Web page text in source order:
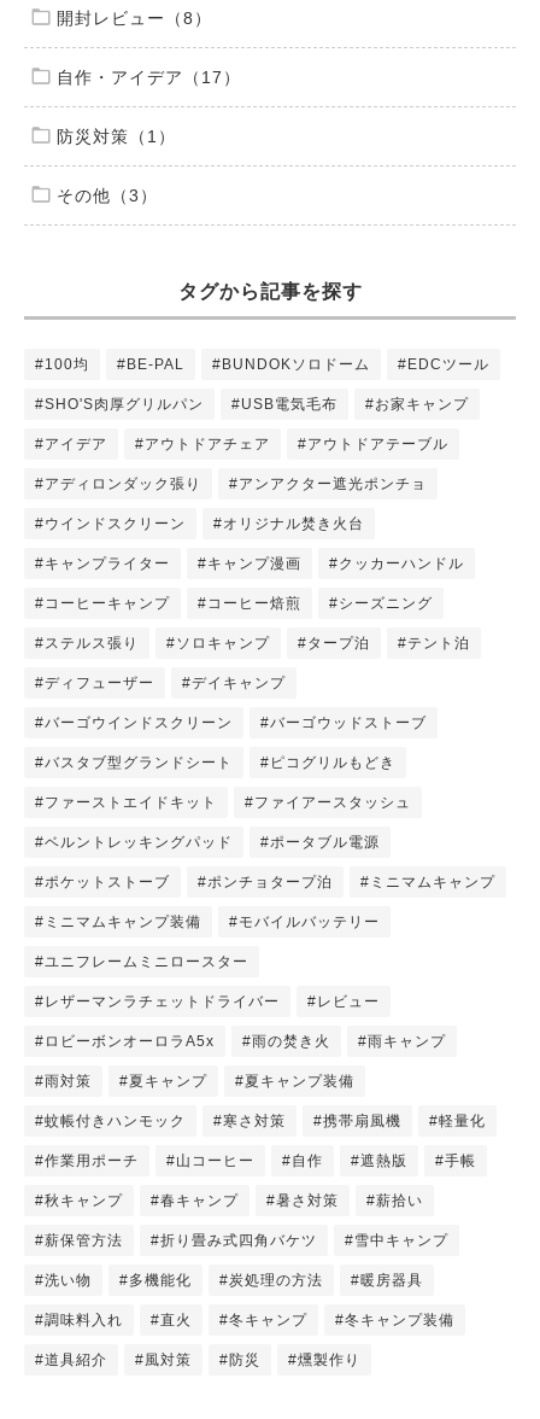
開封レビュー（8）
自作・アイデア（17）
防災対策（1）
その他（3）
タグから記事を探す
#100均 #BE-PAL #BUNDOKソロドーム #EDCツール
#SHO'S肉厚グリルパン #USB電気毛布 #お家キャンプ
#アイデア #アウトドアチェア #アウトドアテーブル
#アディロンダック張り #アンアクター遮光ポンチョ
#ウインドスクリーン #オリジナル焚き火台
#キャンプライター #キャンプ漫画 #クッカーハンドル
#コーヒーキャンプ #コーヒー焙煎 #シーズニング
#ステルス張り #ソロキャンプ #タープ泊 #テント泊
#ディフューザー #デイキャンプ
#バーゴウインドスクリーン #バーゴウッドストーブ
#バスタブ型グランドシート #ピコグリルもどき
#ファーストエイドキット #ファイアースタッシュ
#ベルントレッキングパッド #ポータブル電源
#ポケットストーブ #ポンチョタープ泊 #ミニマムキャンプ
#ミニマムキャンプ装備 #モバイルバッテリー
#ユニフレームミニロースター
#レザーマンラチェットドライバー #レビュー
#ロビーボンオーロラA5x #雨の焚き火 #雨キャンプ
#雨対策 #夏キャンプ #夏キャンプ装備
#蚊帳付きハンモック #寒さ対策 #携帯扇風機 #軽量化
#作業用ポーチ #山コーヒー #自作 #遮熱版 #手帳
#秋キャンプ #春キャンプ #暑さ対策 #薪拾い
#薪保管方法 #折り畳み式四角バケツ #雪中キャンプ
#洗い物 #多機能化 #炭処理の方法 #暖房器具
#調味料入れ #直火 #冬キャンプ #冬キャンプ装備
#道具紹介 #風対策 #防災 #燻製作り